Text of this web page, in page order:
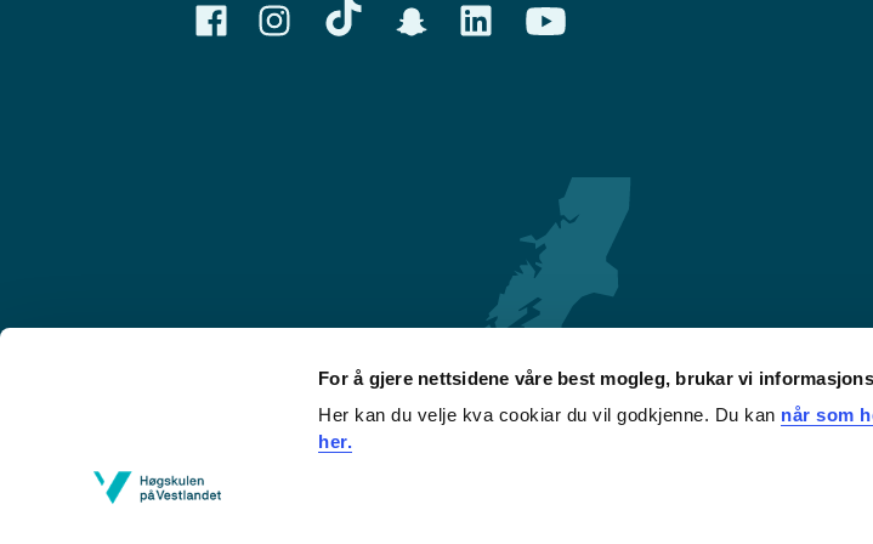
For å gjere nettsidene våre best mogleg, brukar vi
Her kan du velje kva cookiar du vil godkjenne. Du kan når som
her.